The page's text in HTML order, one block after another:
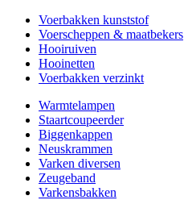
Voerbakken kunststof
Voerscheppen & maatbekers
Hooiruiven
Hooinetten
Voerbakken verzinkt
Warmtelampen
Staartcoupeerder
Biggenkappen
Neuskrammen
Varken diversen
Zeugeband
Varkensbakken